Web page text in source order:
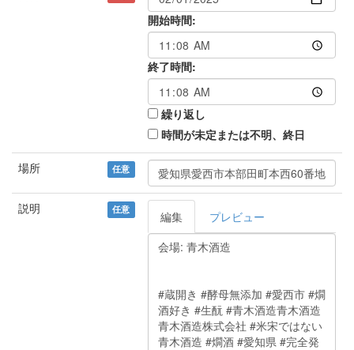
開始時間:
終了時間:
繰り返し
時間が未定または不明、終日
場所 任意
説明 任意 編集 プレビュー